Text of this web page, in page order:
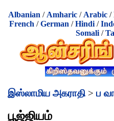
Albanian / Amharic / Arabic /
French /German /Hindi /
Somali/
இஸ்லாமிய அகராதி > ப
பூஜ்ஜியம்